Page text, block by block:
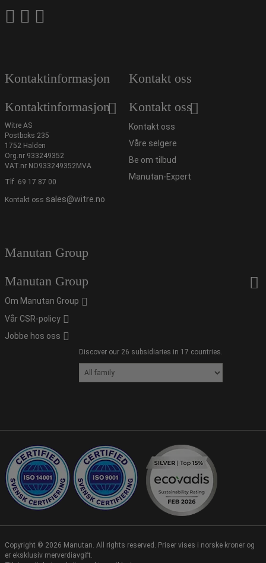
Kontaktinformasjon
Kontaktinformasjon
Witre AS
Postboks 235
1752 Halden
Org.nr 933249352
VAT.nr NO933249352MVA
Tlf. 69 17 87 00
Kontakt oss sales@witre.no
Kontakt oss
Kontakt oss
Kontakt oss
Våre selgere
Be om tilbud
Manutan-Expert
Manutan Group
Manutan Group
Om Manutan Group
Vår CSR-policy
Jobbe hos oss
Discover our 26 subsidiaries in 17 countries.
Copyright © 2026 Manutan. All rights reserved. Priser vises i norske kroner og
er eksklusiv merverdiavgift.